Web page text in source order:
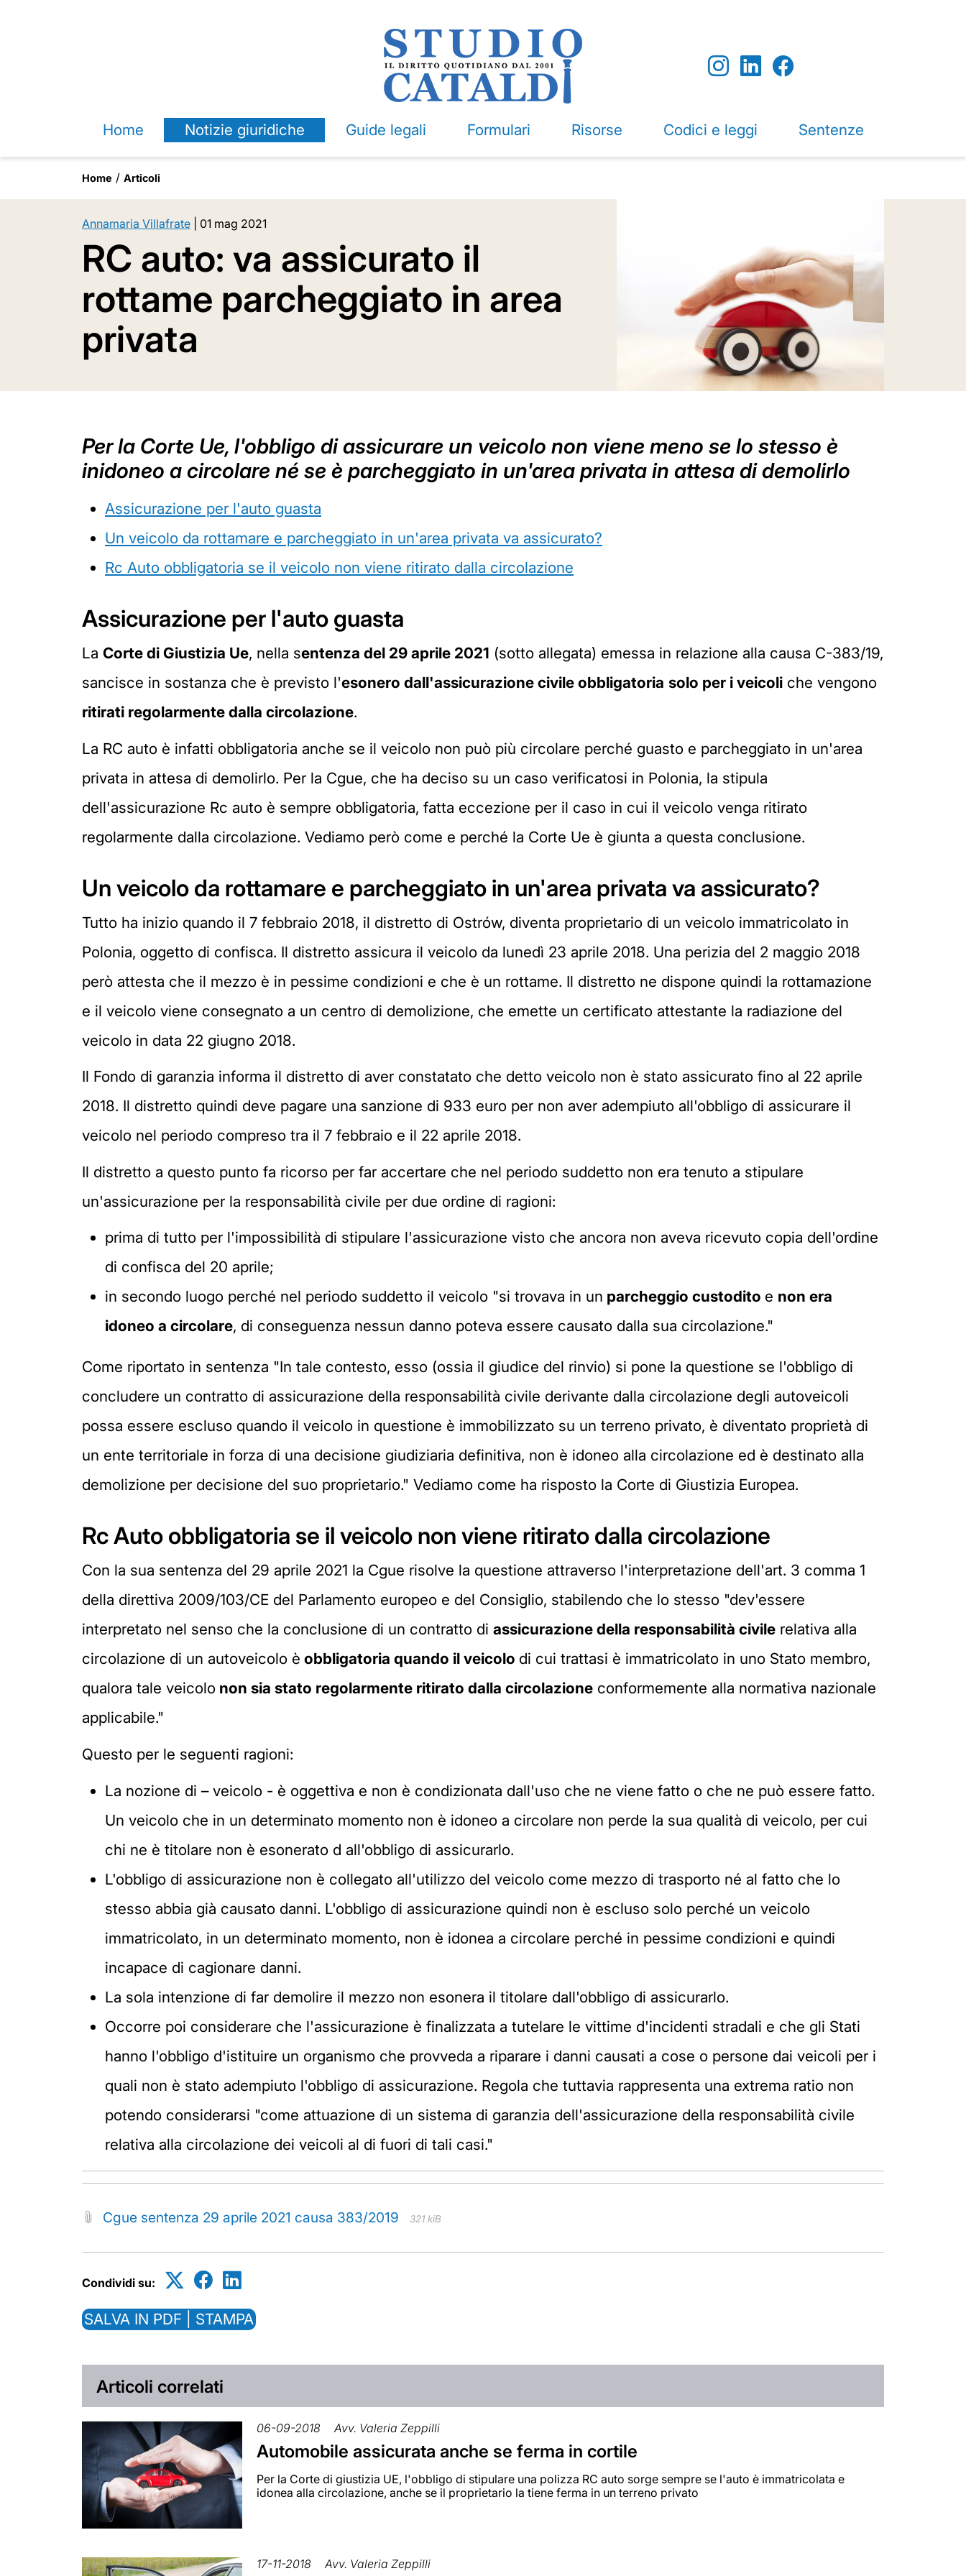
Home Notizie giuridiche Guide legali Formulari Risorse Codici e leggi Sentenze
Home Articoli
Annamaria Villafrate 01 mag 2021
RC auto: va assicurato il
rottame parcheggiato in area
privata
Per la Corte Ue, l'obbligo di assicurare un veicolo non viene meno se lo stesso è
inidoneo a circolare né se è parcheggiato in un'area privata in attesa di demolirlo
Assicurazione per l'auto guasta
Un veicolo da rottamare e parcheggiato in un'area privata va assicurato?
Rc Auto obbligatoria se il veicolo non viene ritirato dalla circolazione
Assicurazione per l'auto guasta
La Corte di Giustizia Ue, nella sentenza del 29 aprile 2021 (sotto allegata) emessa in relazione alla causa C-383/19,
sancisce in sostanza che è previsto l'esonero dall'assicurazione civile obbligatoria solo per i veicoli che vengono
ritirati regolarmente dalla circolazione.
La RC auto è infatti obbligatoria anche se il veicolo non può più circolare perché guasto e parcheggiato in un'area
privata in attesa di demolirlo. Per la Cgue, che ha deciso su un caso verificatosi in Polonia, la stipula
dell'assicurazione Rc auto è sempre obbligatoria, fatta eccezione per il caso in cui il veicolo venga ritirato
regolarmente dalla circolazione. Vediamo però come e perché la Corte Ue è giunta a questa conclusione.
Un veicolo da rottamare e parcheggiato in un'area privata va assicurato?
Tutto ha inizio quando il 7 febbraio 2018, il distretto di Ostrów, diventa proprietario di un veicolo immatricolato in
Polonia, oggetto di confisca. Il distretto assicura il veicolo da lunedì 23 aprile 2018. Una perizia del 2 maggio 2018
però attesta che il mezzo è in pessime condizioni e che è un rottame. Il distretto ne dispone quindi la rottamazione
e il veicolo viene consegnato a un centro di demolizione, che emette un certificato attestante la radiazione del
veicolo in data 22 giugno 2018.
Il Fondo di garanzia informa il distretto di aver constatato che detto veicolo non è stato assicurato fino al 22 aprile
2018. Il distretto quindi deve pagare una sanzione di 933 euro per non aver adempiuto all'obbligo di assicurare il
veicolo nel periodo compreso tra il 7 febbraio e il 22 aprile 2018.
Il distretto a questo punto fa ricorso per far accertare che nel periodo suddetto non era tenuto a stipulare
un'assicurazione per la responsabilità civile per due ordine di ragioni:
prima di tutto per l'impossibilità di stipulare l'assicurazione visto che ancora non aveva ricevuto copia dell'ordine
di confisca del 20 aprile;
in secondo luogo perché nel periodo suddetto il veicolo "si trovava in un parcheggio custodito e non era
idoneo a circolare, di conseguenza nessun danno poteva essere causato dalla sua circolazione."
Come riportato in sentenza "In tale contesto, esso (ossia il giudice del rinvio) si pone la questione se l'obbligo di
concludere un contratto di assicurazione della responsabilità civile derivante dalla circolazione degli autoveicoli
possa essere escluso quando il veicolo in questione è immobilizzato su un terreno privato, è diventato proprietà di
un ente territoriale in forza di una decisione giudiziaria definitiva, non è idoneo alla circolazione ed è destinato alla
demolizione per decisione del suo proprietario." Vediamo come ha risposto la Corte di Giustizia Europea.
Rc Auto obbligatoria se il veicolo non viene ritirato dalla circolazione
Con la sua sentenza del 29 aprile 2021 la Cgue risolve la questione attraverso l'interpretazione dell'art. 3 comma 1
della direttiva 2009/103/CE del Parlamento europeo e del Consiglio, stabilendo che lo stesso "dev'essere
interpretato nel senso che la conclusione di un contratto di assicurazione della responsabilità civile relativa alla
circolazione di un autoveicolo è obbligatoria quando il veicolo di cui trattasi è immatricolato in uno Stato membro,
qualora tale veicolo non sia stato regolarmente ritirato dalla circolazione conformemente alla normativa nazionale
applicabile."
Questo per le seguenti ragioni:
La nozione di – veicolo - è oggettiva e non è condizionata dall'uso che ne viene fatto o che ne può essere fatto.
Un veicolo che in un determinato momento non è idoneo a circolare non perde la sua qualità di veicolo, per cui
chi ne è titolare non è esonerato d all'obbligo di assicurarlo.
L'obbligo di assicurazione non è collegato all'utilizzo del veicolo come mezzo di trasporto né al fatto che lo
stesso abbia già causato danni. L'obbligo di assicurazione quindi non è escluso solo perché un veicolo
immatricolato, in un determinato momento, non è idonea a circolare perché in pessime condizioni e quindi
incapace di cagionare danni.
La sola intenzione di far demolire il mezzo non esonera il titolare dall'obbligo di assicurarlo.
Occorre poi considerare che l'assicurazione è finalizzata a tutelare le vittime d'incidenti stradali e che gli Stati
hanno l'obbligo d'istituire un organismo che provveda a riparare i danni causati a cose o persone dai veicoli per i
quali non è stato adempiuto l'obbligo di assicurazione. Regola che tuttavia rappresenta una extrema ratio non
potendo considerarsi "come attuazione di un sistema di garanzia dell'assicurazione della responsabilità civile
relativa alla circolazione dei veicoli al di fuori di tali casi."
Cgue sentenza 29 aprile 2021 causa 383/2019 321 kiB
Condividi su:
SALVA IN PDF | STAMPA
Articoli correlati
06-09-2018 Avv. Valeria Zeppilli
Automobile assicurata anche se ferma in cortile
Per la Corte di giustizia UE, l'obbligo di stipulare una polizza RC auto sorge sempre se l'auto è immatricolata e
idonea alla circolazione, anche se il proprietario la tiene ferma in un terreno privato
17-11-2018 Avv. Valeria Zeppilli